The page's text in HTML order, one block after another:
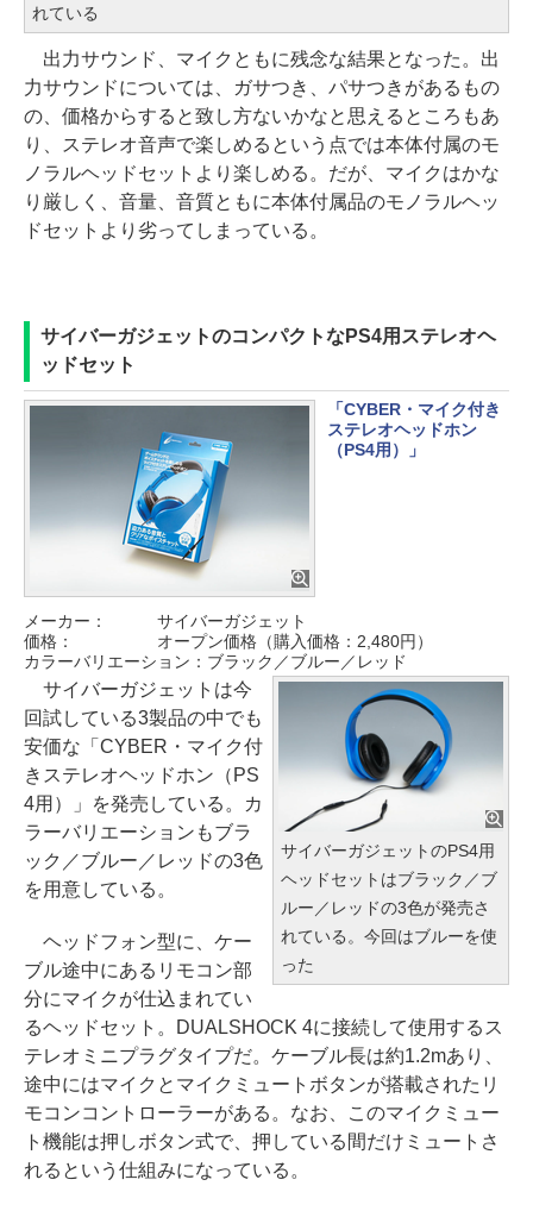
れている
出力サウンド、マイクともに残念な結果となった。出
力サウンドについては、ガサつき、パサつきがあるもの
の、価格からすると致し方ないかなと思えるところもあ
り、ステレオ音声で楽しめるという点では本体付属のモ
ノラルヘッドセットより楽しめる。だが、マイクはかな
り厳しく、音量、音質ともに本体付属品のモノラルヘッ
ドセットより劣ってしまっている。
サイバーガジェットのコンパクトなPS4用ステレオヘ
ッドセット
「CYBER・マイク付き
ステレオヘッドホン
（PS4用）」
メーカー：
サイバーガジェット
価格：
オープン価格（購入価格：2,480円）
カラーバリエーション：ブラック／ブルー／レッド
サイバーガジェットのPS4用
ヘッドセットはブラック／ブ
ルー／レッドの3色が発売さ
れている。今回はブルーを使
った
サイバーガジェットは今
回試している3製品の中でも
安価な「CYBER・マイク付
きステレオヘッドホン（PS
4用）」を発売している。カ
ラーバリエーションもブラ
ック／ブルー／レッドの3色
を用意している。
ヘッドフォン型に、ケー
ブル途中にあるリモコン部
分にマイクが仕込まれてい
るヘッドセット。DUALSHOCK 4に接続して使用するス
テレオミニプラグタイプだ。ケーブル長は約1.2mあり、
途中にはマイクとマイクミュートボタンが搭載されたリ
モコンコントローラーがある。なお、このマイクミュー
ト機能は押しボタン式で、押している間だけミュートさ
れるという仕組みになっている。